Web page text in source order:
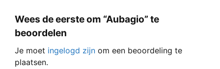
Wees de eerste om “Aubagio” te
beoordelen
Je moet ingelogd zijn om een beoordeling te
plaatsen.